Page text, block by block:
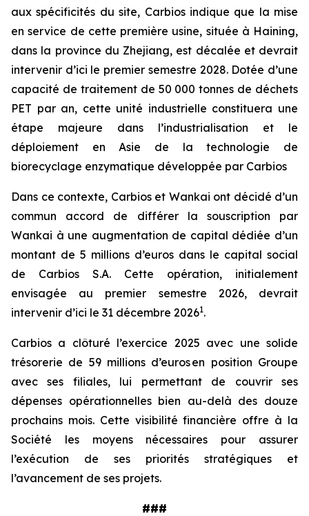
aux spécificités du site, Carbios indique que la mise
en service de cette première usine, située à Haining,
dans la province du Zhejiang, est décalée et devrait
intervenir d’ici le premier semestre 2028. Dotée d’une
capacité de traitement de 50 000 tonnes de déchets
PET par an, cette unité industrielle constituera une
étape majeure dans l’industrialisation et le
déploiement en Asie de la technologie de
biorecyclage enzymatique développée par Carbios
Dans ce contexte, Carbios et Wankai ont décidé d’un
commun accord de différer la souscription par
Wankai à une augmentation de capital dédiée d’un
montant de 5 millions d’euros dans le capital social
de Carbios S.A. Cette opération, initialement
envisagée au premier semestre 2026, devrait
intervenir d’ici le 31 décembre 20261.
Carbios a clôturé l’exercice 2025 avec une solide
trésorerie de 59 millions d’euros en position Groupe
avec ses filiales, lui permettant de couvrir ses
dépenses opérationnelles bien au-delà des douze
prochains mois. Cette visibilité financière offre à la
Société les moyens nécessaires pour assurer
l’exécution de ses priorités stratégiques et
l’avancement de ses projets.
###